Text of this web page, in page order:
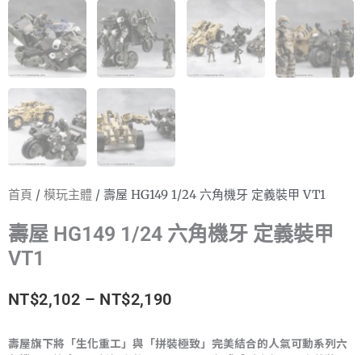
首頁 / 模玩主體 / 壽屋 HG149 1/24 六角機牙 定義裝甲 VT1
壽屋 HG149 1/24 六角機牙 定義裝甲
VT1
NT$2,102 – NT$2,190價
壽屋旗下將「生化重工」與「拼裝極致」完美結合的人氣可動系列六